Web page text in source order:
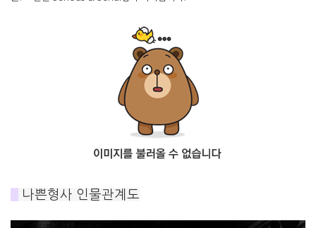
나쁜형사 인물관계도